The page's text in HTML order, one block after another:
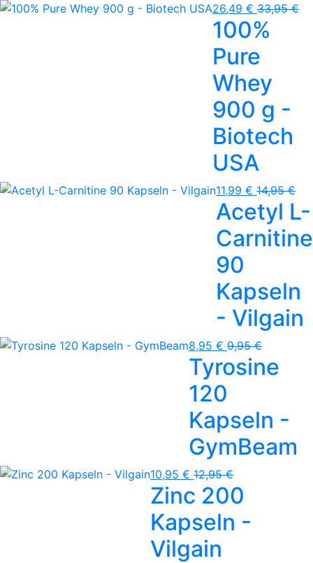
26,49 € 33,95 €
100%
Pure
Whey
900 g -
Biotech
USA
11,99 € 14,95 €
Acetyl L-
Carnitine
90
Kapseln
- Vilgain
8,95 € 9,95 €
Tyrosine
120
Kapseln -
GymBeam
10,95 € 12,95 €
Zinc 200
Kapseln -
Vilgain